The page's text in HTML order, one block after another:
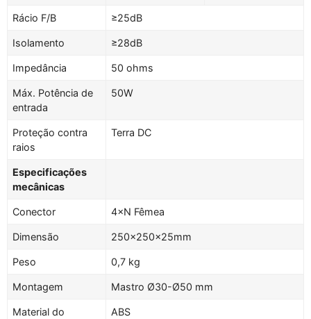
Rácio F/B ≥25dB
Isolamento ≥28dB
Impedância 50 ohms
Máx. Potência de
entrada
50W
Proteção contra
raios
Terra DC
Especificações
mecânicas
Conector 4×N Fêmea
Dimensão 250×250×25mm
Peso 0,7 kg
Montagem Mastro Ø30-Ø50 mm
Material do
ABS